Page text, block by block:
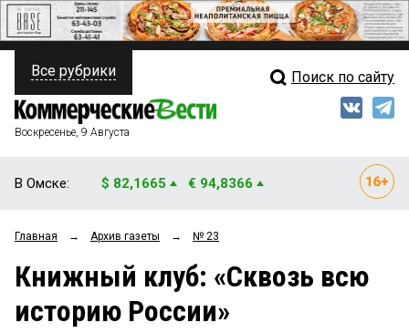
ПОЛИТИКА
ФИНАНСЫ
ОБЩЕСТВО
ЗАКОН
НОВОСТИ КОМПАНИЙ
Свежий выпуск
Рейтинги
Все рубрики Поиск по сайту
Воскресенье, 9 Августа
В Омске: $ 82,1665 € 94,8366
Главная → Архив газеты → № 23
Книжный клуб: «Сквозь всю
историю России»